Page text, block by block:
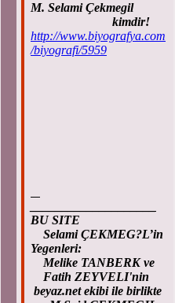
M. Selami Çekmegil
kimdir!
http://www.biyografya.com
/biyografi/5959
BU SITE
Selami ÇEKMEG?L’in
Yegenleri:
Melike TANBERK ve
Fatih ZEYVELI'nin
beyaz.net ekibi ile birlikte